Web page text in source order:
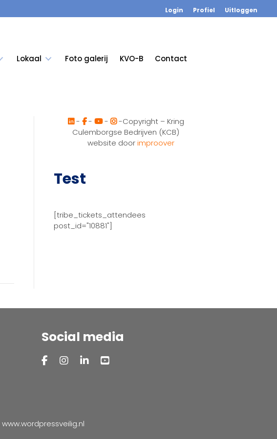
Login Profiel Uitloggen
Lokaal Foto galerij KVO-B Contact
- - -
-Copyright – Kring
Culemborgse Bedrijven (KCB)
website doorimproover
Test
[tribe_tickets_attendees
post_id="10881"]
Social media
www.wordpressveilig.nl